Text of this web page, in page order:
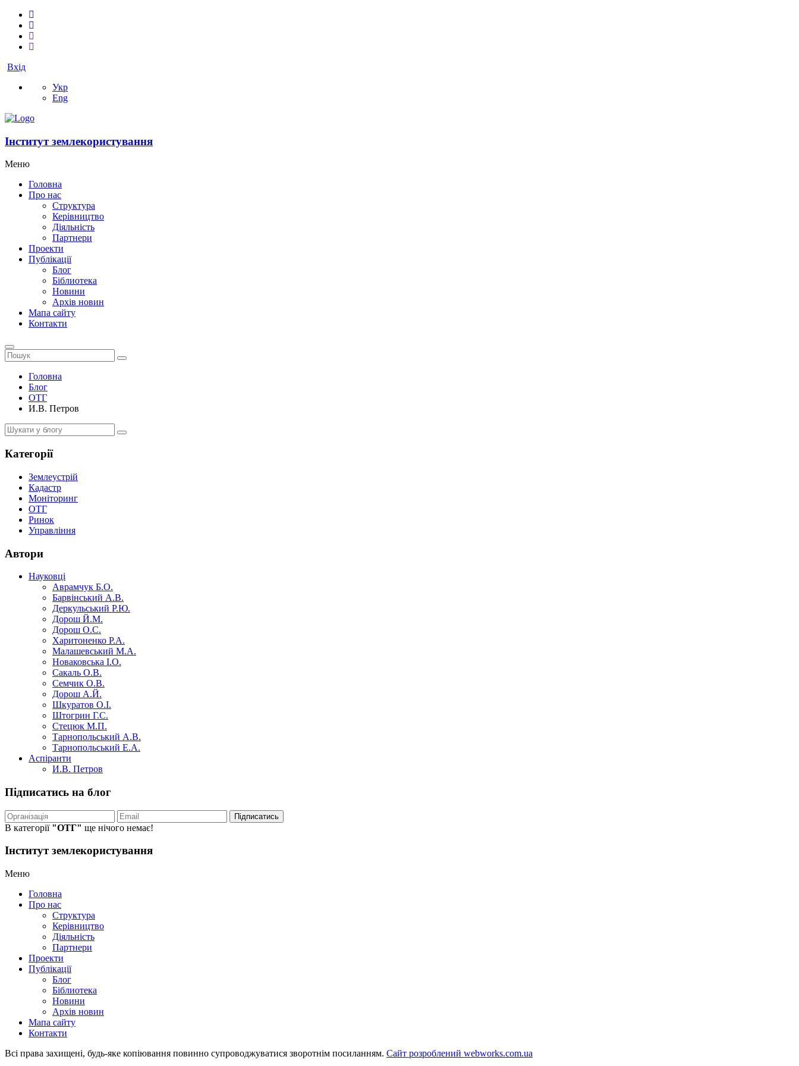
Вхід
Укр
Eng
Інститут землекористування
Меню
Головна
Про нас
Структура
Керівництво
Діяльність
Партнери
Проекти
Публікації
Блог
Біблиотека
Новини
Архів новин
Мапа сайту
Контакти
Головна
Блог
ОТГ
И.В. Петров
Категорії
Землеустрій
Кадастр
Моніторинг
ОТГ
Ринок
Управління
Автори
Науковці
Аврамчук Б.О.
Барвінський А.В.
Деркульський Р.Ю.
Дорош Й.М.
Дорош О.С.
Харитоненко Р.А.
Малашевський М.А.
Новаковська І.О.
Сакаль О.В.
Семчик О.В.
Дорош А.Й.
Шкуратов О.І.
Штогрин Г.С.
Стецюк М.П.
Тарнопольський А.В.
Тарнопольський Е.А.
Аспіранти
И.В. Петров
Підписатись на блог
Підписатись
В категорії "ОТГ" ще нічого немає!
Інститут землекористування
Меню
Головна
Про нас
Структура
Керівництво
Діяльність
Партнери
Проекти
Публікації
Блог
Біблиотека
Новини
Архів новин
Мапа сайту
Контакти
Всі права захищені, будь-яке копіювання повинно супроводжуватися зворотнім посиланням. Сайт розроблений webworks.com.ua